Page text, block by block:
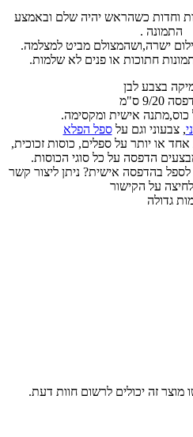
וחדות כשהראש יהיה שלם ובאמצע
התמונה .
ישרה,ושהמצולם מביט למצלמה.
חתוכות או פנים לא שלמות.
בצבע לבן
20 ס"מ
אישית ומקסימה.
, צבעוני וגם עלספל הפלא
או יותר על ספלים, כוסות זכוכית,
הדפסה על כל סוגי הכוסות.
בהדפסה אישית? ניתן ליצור קשר
על הקישור
גדולה
זה יכולים לרשום חוות דעת.